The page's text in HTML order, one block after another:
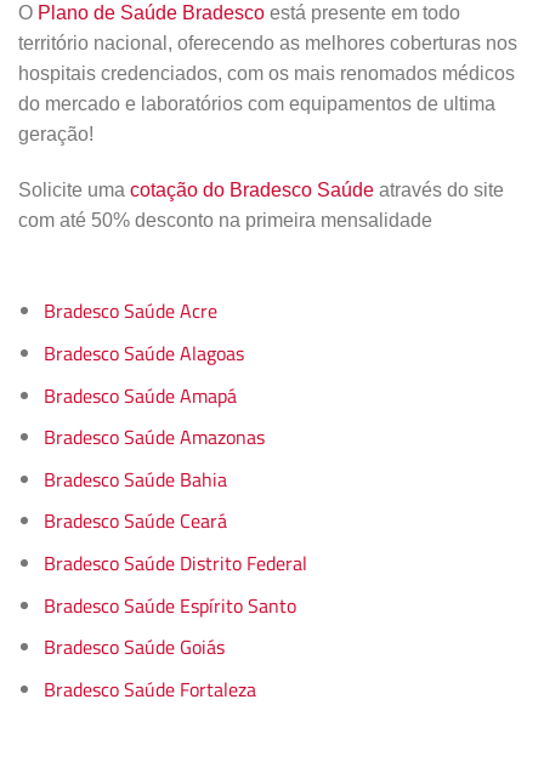
O Plano de Saúde Bradesco está presente em todo
território nacional, oferecendo as melhores coberturas nos
hospitais credenciados, com os mais renomados médicos
do mercado e laboratórios com equipamentos de ultima
geração!
Solicite uma cotação do Bradesco Saúde através do site
com até 50% desconto na primeira mensalidade
Bradesco Saúde Acre
Bradesco Saúde Alagoas
Bradesco Saúde Amapá
Bradesco Saúde Amazonas
Bradesco Saúde Bahia
Bradesco Saúde Ceará
Bradesco Saúde Distrito Federal
Bradesco Saúde Espírito Santo
Bradesco Saúde Goiás
Bradesco Saúde Fortaleza